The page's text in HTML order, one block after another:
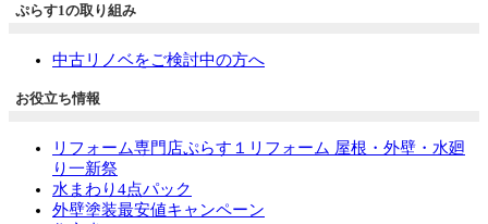
ぷらす1の取り組み
中古リノベをご検討中の方へ
お役立ち情報
リフォーム専門店ぷらす１リフォーム 屋根・外壁・水廻
り一新祭
水まわり4点パック
外壁塗装最安値キャンペーン